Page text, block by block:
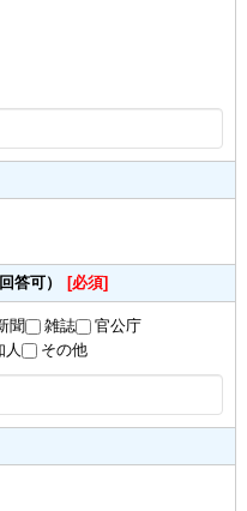
答可） [必須]
聞 雑誌
官公庁
人 その他